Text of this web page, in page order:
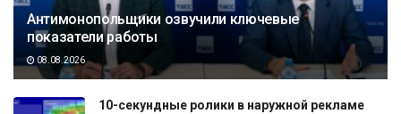
Антимонопольщики озвучили ключевые
показатели работы
08.08.2026
10-секундные ролики в наружной рекламе